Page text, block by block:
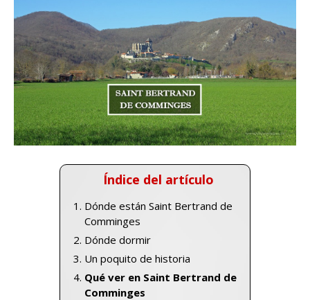
Índice del artículo
Dónde están Saint Bertrand de
Comminges
Dónde dormir
Un poquito de historia
Qué ver en Saint Bertrand de
Comminges